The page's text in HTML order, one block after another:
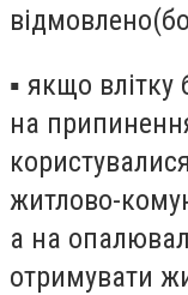
відмовлено(
▪ якщо влітку
на
житлово-
а на
отримувати